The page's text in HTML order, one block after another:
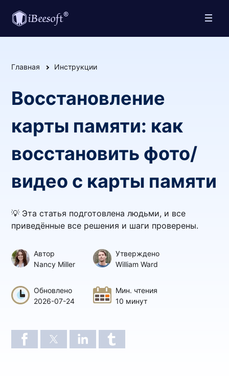
Главная Инструкции
Восстановление
карты памяти: как
восстановить фото/
видео с карты памяти
💡 Эта статья подготовлена людьми, и все
приведённые все решения и шаги проверены.
Автор
Nancy Miller
Утверждено
William Ward
Обновлено
2026-07-24
Мин. чтения
10 минут